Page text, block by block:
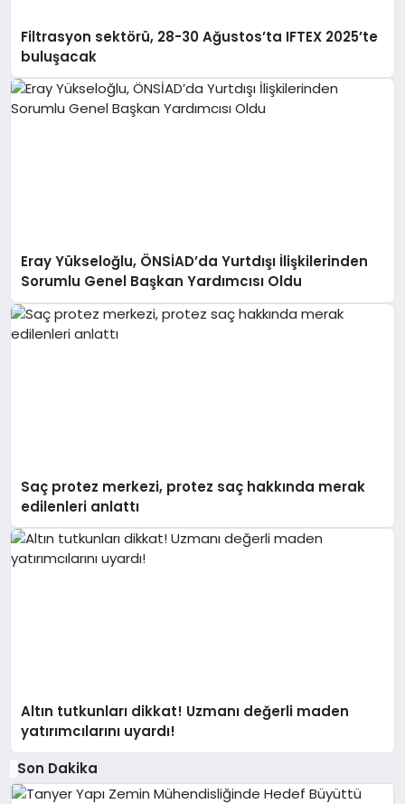
Filtrasyon sektörü, 28-30 Ağustos’ta IFTEX 2025’te
buluşacak
Eray Yükseloğlu, ÖNSİAD’da Yurtdışı İlişkilerinden
Sorumlu Genel Başkan Yardımcısı Oldu
Saç protez merkezi, protez saç hakkında merak
edilenleri anlattı
Altın tutkunları dikkat! Uzmanı değerli maden
yatırımcılarını uyardı!
Son Dakika